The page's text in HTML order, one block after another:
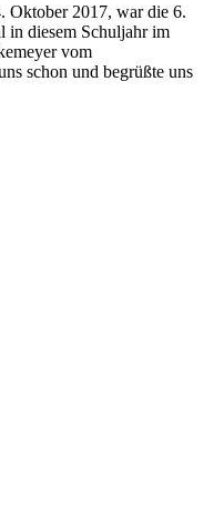
Oktober 2017, war die 6.
in diesem Schuljahr im
vom
schon und begrüßte uns